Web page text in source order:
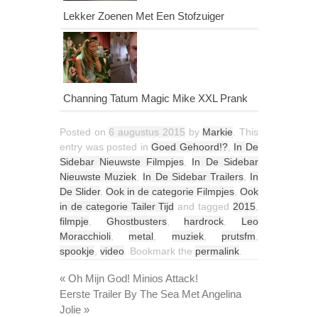
Lekker Zoenen Met Een Stofzuiger
Channing Tatum Magic Mike XXL Prank
Posted on 6 augustus 2015 by Markie . This
entry was posted inGoed Gehoord!?, In De
Sidebar Nieuwste Filmpjes, In De Sidebar
Nieuwste Muziek
In De Sidebar Trailers, In
De Slider, Ook in de categorie Filmpjes Ook
in de categorie Tailer Tijd and tagged 2015
filmpje
Ghostbusters, hardrock
Leo
Moracchioli
metal muziek, prutsfm
spookje video . Bookmark the permalink
« Oh Mijn God! Minios Attack!
Eerste Trailer By The Sea Met Angelina
Jolie »